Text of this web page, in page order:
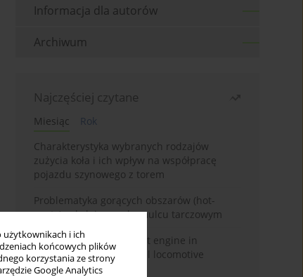
użytkownikach i ich
końcowych plików
korzystania ze strony
Google Analytics
Informacja dla autorów
Archiwum
Najczęściej czytane
Miesiąc
Rok
Charakterystyka wybranych rodzajów
zużycia koła i ich wpływ na współpracę
pojazdu szynowego z torem
Problematyka gorących obszarów (hot-
spots) w kolejowym hamulcu tarczowym
Use of Stage V compliant engine in
modernized SM42 diesel locomotive